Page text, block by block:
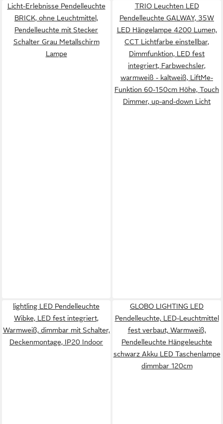
Licht-Erlebnisse Pendelleuchte
BRICK, ohne Leuchtmittel,
Pendelleuchte mit Stecker
Schalter Grau Metallschirm
Lampe
TRIO Leuchten LED
Pendelleuchte GALWAY, 35W
LED Hängelampe 4200 Lumen,
CCT Lichtfarbe einstellbar,
Dimmfunktion, LED fest
integriert, Farbwechsler,
warmweiß - kaltweiß, LiftMe-
Funktion 60-150cm Höhe, Touch
Dimmer, up-and-down Licht
lightling LED Pendelleuchte
Wibke, LED fest integriert,
Warmweiß, dimmbar mit Schalter,
Deckenmontage, IP20 Indoor
GLOBO LIGHTING LED
Pendelleuchte, LED-Leuchtmittel
fest verbaut, Warmweiß,
Pendelleuchte Hängeleuchte
schwarz Akku LED Taschenlampe
dimmbar 120cm